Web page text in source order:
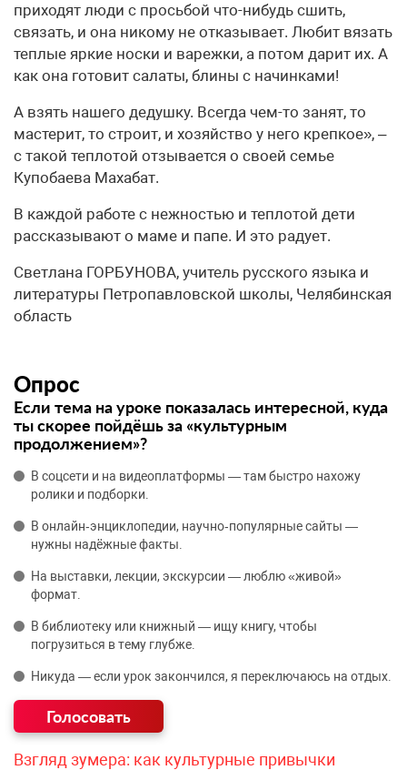
приходят люди с просьбой что-нибудь сшить,
связать, и она никому не отказывает. Любит вязать
теплые яркие носки и варежки, а потом дарит их. А
как она готовит салаты, блины с начинками!
А взять нашего дедушку. Всегда чем-то занят, то
мастерит, то строит, и хозяйство у него крепкое», –
с такой теплотой отзывается о своей семье
Купобаева Махабат.
В каждой работе с нежностью и теплотой дети
рассказывают о маме и папе. И это радует.
Светлана ГОРБУНОВА, учитель русского языка и
литературы Петропавловской школы, Челябинская
область
Опрос
Если тема на уроке показалась интересной, куда
ты скорее пойдёшь за «культурным
продолжением»?
В соцсети и на видеоплатформы — там быстро нахожу
ролики и подборки.
В онлайн‑энциклопедии, научно‑популярные сайты —
нужны надёжные факты.
На выставки, лекции, экскурсии — люблю «живой»
формат.
В библиотеку или книжный — ищу книгу, чтобы
погрузиться в тему глубже.
Никуда — если урок закончился, я переключаюсь на отдых.
Взгляд зумера: как культурные привычки